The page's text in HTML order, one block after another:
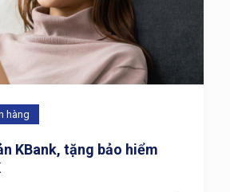
hàng
KBank, tặng bảo hiểm